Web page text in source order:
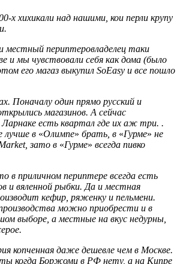
х хихикали над нашими, кои перли крупу
местный периптеровладелец таки
и мы чувствовали себя как дома (было
его магаз выкупил SoEasy и все пошло
Поначалу один прямо русский и
магазинов. А сейчас
Ларнаке есть квартал где их аж три. .
лучше в «Олимпе» брать, в «Гурме» не
зато в «Гурме» всегда пивко
в приличном периптере всегда есть
и вяленной рыбки. Да и местная
кефир, ряженку и пельмени.
можно приобрести и в
выборе, а местные на вкус недурны,
копченная даже дешевле чем в Москве.
когда Боржоми в РФ нету, а на Кипре